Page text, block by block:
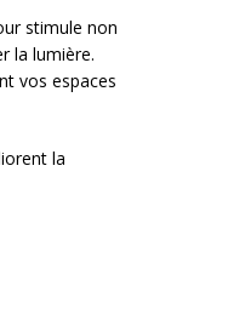
stimule non
la lumière.
vos espaces
la